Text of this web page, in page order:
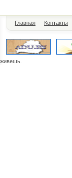
Главная Контакты
живешь.